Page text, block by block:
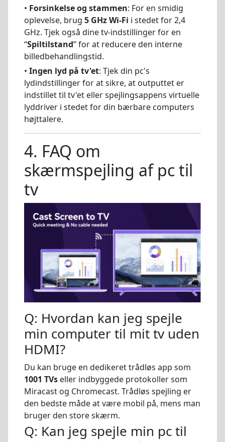
• Forsinkelse og stammen: For en smidig
oplevelse, brug 5 GHz Wi-Fi i stedet for 2,4
GHz. Tjek også dine tv-indstillinger for en
“Spiltilstand” for at reducere den interne
billedbehandlingstid.
• Ingen lyd på tv'et: Tjek din pc's
lydindstillinger for at sikre, at outputtet er
indstillet til tv'et eller spejlingsappens virtuelle
lyddriver i stedet for din bærbare computers
højttalere.
4. FAQ om
skærmspejling af pc til
tv
Q: Hvordan kan jeg spejle
min computer til mit tv uden
HDMI?
Du kan bruge en dedikeret trådløs app som
1001 TVs eller indbyggede protokoller som
Miracast og Chromecast. Trådløs spejling er
den bedste måde at være mobil på, mens man
bruger den store skærm.
Q: Kan jeg spejle min pc til